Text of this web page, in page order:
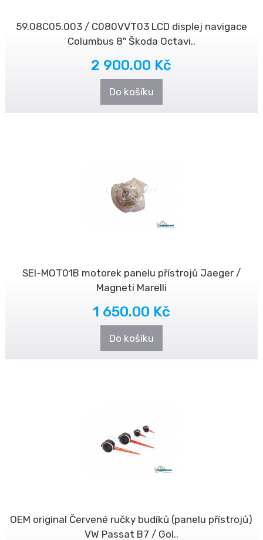
59.08C05.003 / C080VVT03 LCD displej navigace
Columbus 8" Škoda Octavi..
2 900.00 Kč
Do košíku
SEI-MOT01B motorek panelu přístrojů Jaeger /
Magneti Marelli
1 650.00 Kč
Do košíku
OEM original Červené ručky budíků (panelu přístrojů)
VW Passat B7 / Gol..